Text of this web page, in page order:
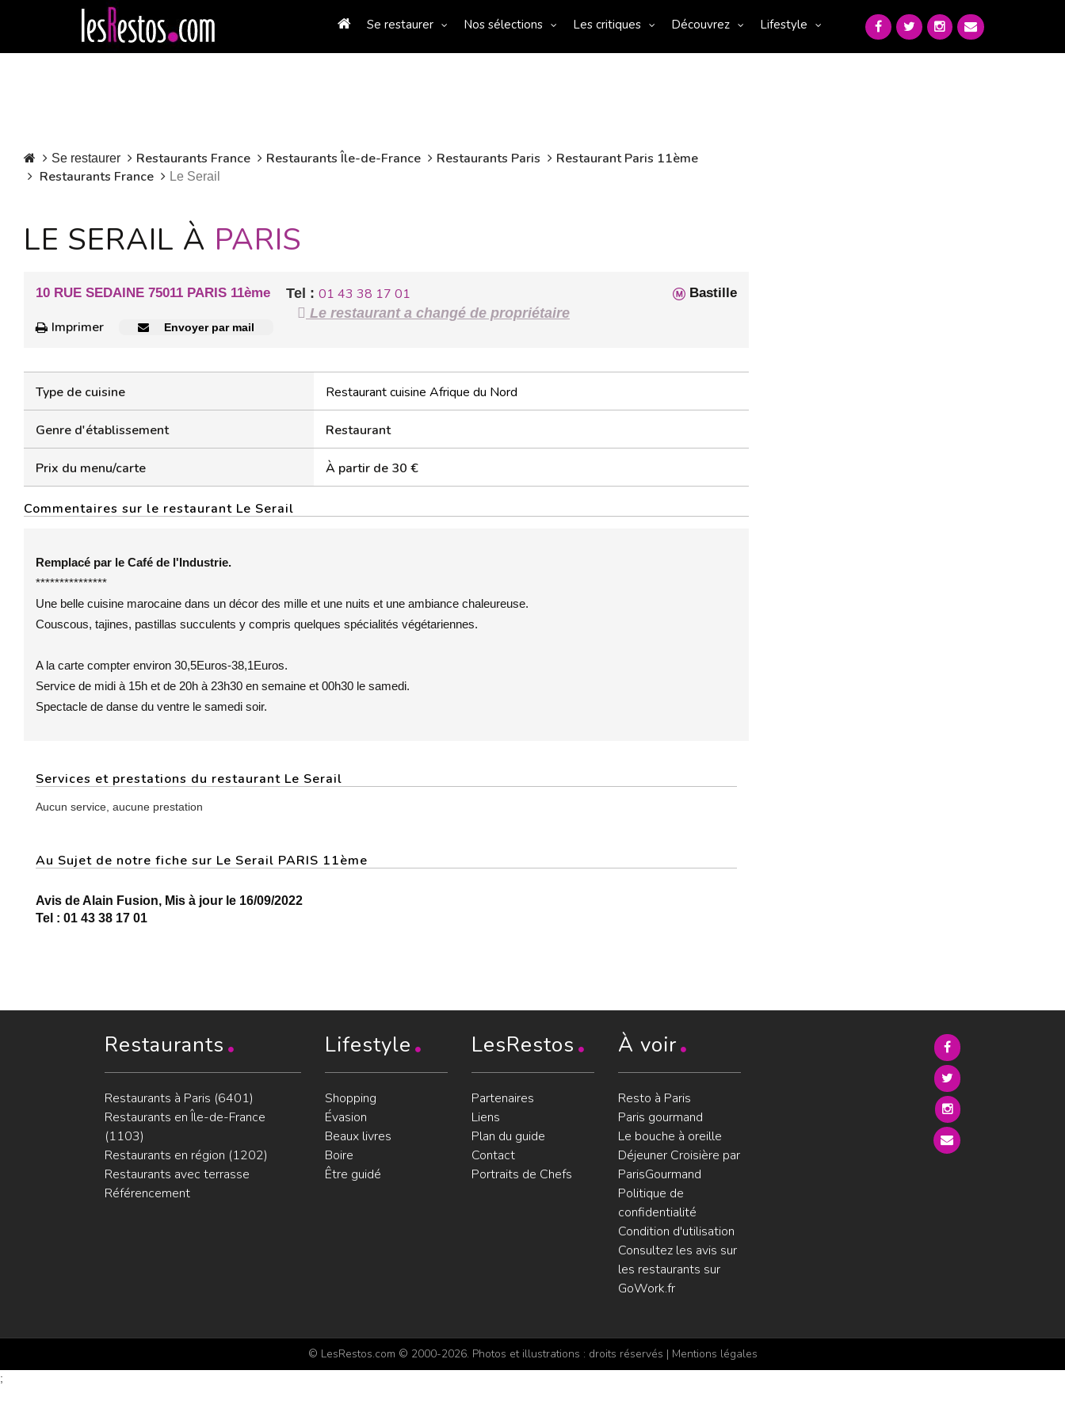
Se restaurer Nos sélections Les critiques Découvrez Lifestyle
Se restaurer Restaurants France Restaurants Île-de-France Restaurants Paris
Restaurant Paris 11ème
Restaurants France
Le Serail
LE SERAIL À PARIS
10 RUE SEDAINE 75011 PARIS 11ème Bastille
Tel : 01 43 38 17 01
Imprimer
Envoyer par mail
Le restaurant a changé de propriétaire
Type de cuisine Restaurant cuisine Afrique du Nord
Genre d'établissement Restaurant
Prix du menu/carte À partir de 30 €
Commentaires sur le restaurant Le Serail
Remplacé par le Café de l'Industrie.
***************
Une belle cuisine marocaine dans un décor des mille et une nuits et une ambiance chaleureuse.
Couscous, tajines, pastillas succulents y compris quelques spécialités végétariennes.
A la carte compter environ 30,5Euros-38,1Euros.
Service de midi à 15h et de 20h à 23h30 en semaine et 00h30 le samedi.
Spectacle de danse du ventre le samedi soir.
Services et prestations du restaurant Le Serail
Aucun service, aucune prestation
Au Sujet de notre fiche sur Le Serail PARIS 11ème
Avis de Alain Fusion, Mis à jour le 16/09/2022
Tel : 01 43 38 17 01
Restaurants
Restaurants à Paris (6401)
Restaurants en Île-de-France
(1103)
Restaurants en région (1202)
Restaurants avec terrasse
Référencement
Lifestyle
Shopping
Évasion
Beaux livres
Boire
Être guidé
LesRestos
Partenaires
Liens
Plan du guide
Contact
Portraits de Chefs
À voir
Resto à Paris
Paris gourmand
Le bouche à oreille
Déjeuner Croisière par
ParisGourmand
Politique de
confidentialité
Condition d'utilisation
Consultez les avis sur
les restaurants sur
GoWork.fr
© LesRestos.com © 2000-2026. Photos et illustrations : droits réservés | Mentions légales
;